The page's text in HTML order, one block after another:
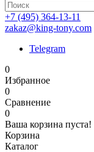
+7 (495) 364-13-11
zakaz@king-tony.com
Telegram
0
Избранное
0
Сравнение
0
Ваша корзина пуста!
Корзина
Каталог